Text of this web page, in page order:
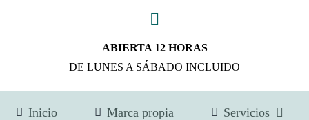
ABIERTA 12 HORAS
DE LUNES A SÁBADO INCLUIDO
Inicio Marca propia Servicios